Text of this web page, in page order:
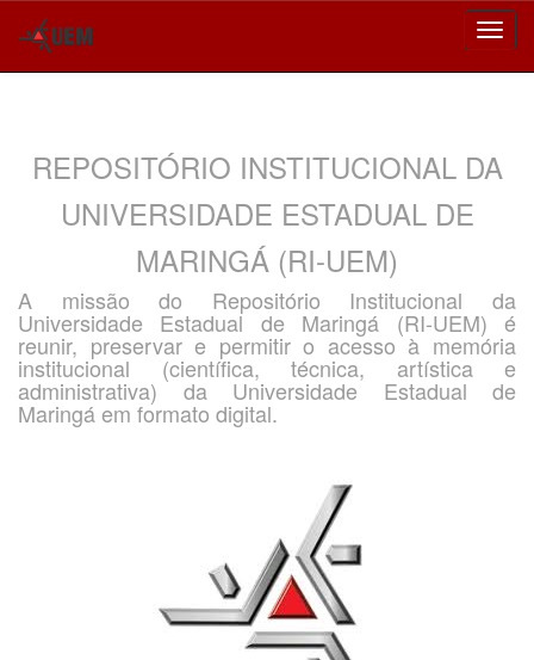
REPOSITÓRIO INSTITUCIONAL DA
UNIVERSIDADE ESTADUAL DE
MARINGÁ (RI-UEM)
A missão do Repositório Institucional da
Universidade Estadual de Maringá (RI-UEM) é
reunir, preservar e permitir o acesso à memória
institucional (científica, técnica, artística e
administrativa) da Universidade Estadual de
Maringá em formato digital.